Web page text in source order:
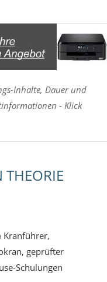
Inhalte, Dauer und
- Klick
THEORIE
Kranführer,
geprüfter
Schulungen